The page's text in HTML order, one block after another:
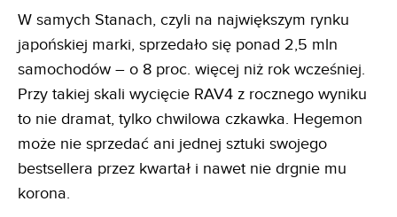
W samych Stanach, czyli na największym rynku
japońskiej marki, sprzedało się ponad 2,5 mln
samochodów – o 8 proc. więcej niż rok wcześniej.
Przy takiej skali wycięcie RAV4 z rocznego wyniku
to nie dramat, tylko chwilowa czkawka. Hegemon
może nie sprzedać ani jednej sztuki swojego
bestsellera przez kwartał i nawet nie drgnie mu
korona.